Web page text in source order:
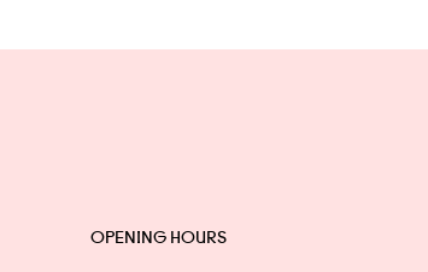
OPENING HOURS